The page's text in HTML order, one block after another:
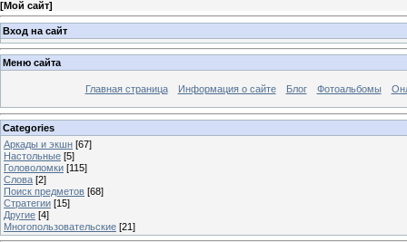
[Мой сайт]
Вход на сайт
Меню сайта
Главная страница Информация о сайте Блог Фотоальбомы
Categories
Аркады и экшн [67]
Настольные [5]
Головоломки [115]
Слова [2]
Поиск предметов [68]
Стратегии [15]
Другие [4]
Многопользовательские [21]